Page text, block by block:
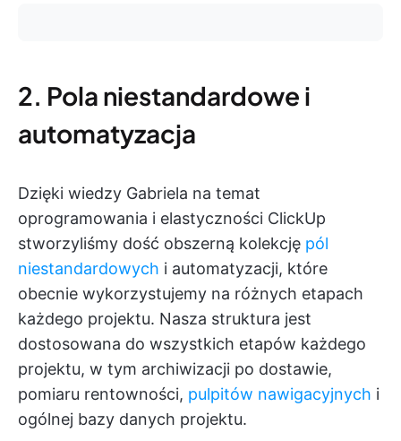
2. Pola niestandardowe i
automatyzacja
Dzięki wiedzy Gabriela na temat
oprogramowania i elastyczności ClickUp
stworzyliśmy dość obszerną kolekcję pól
niestandardowych i automatyzacji, które
obecnie wykorzystujemy na różnych etapach
każdego projektu. Nasza struktura jest
dostosowana do wszystkich etapów każdego
projektu, w tym archiwizacji po dostawie,
pomiaru rentowności, pulpitów nawigacyjnych i
ogólnej bazy danych projektu.